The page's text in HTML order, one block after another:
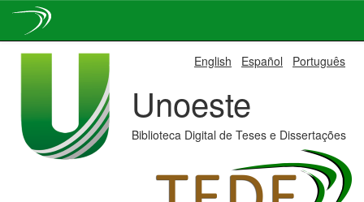
English Español Português
Unoeste
Biblioteca Digital de Teses e Dissertações